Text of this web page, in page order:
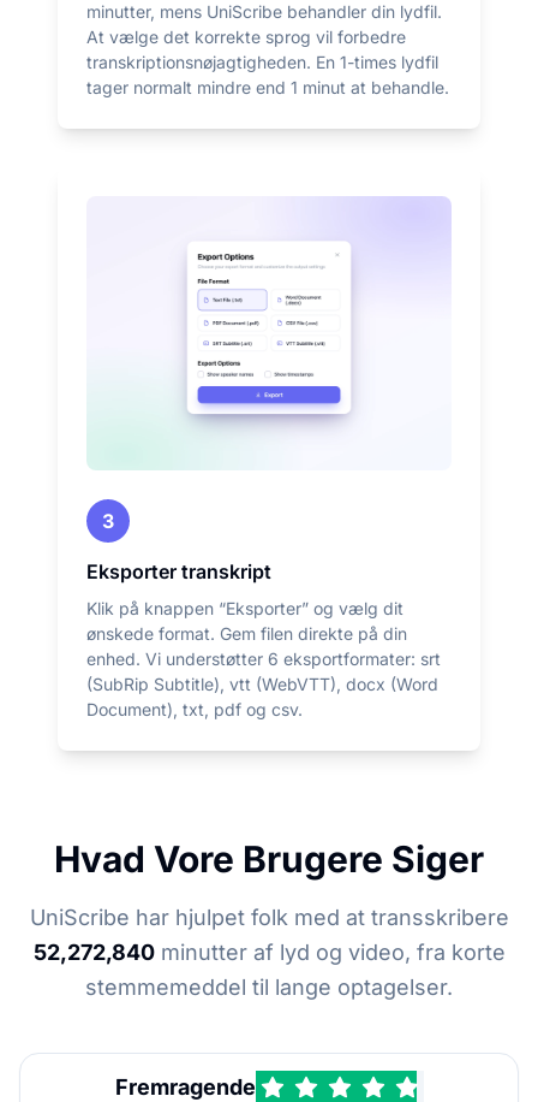
minutter, mens UniScribe behandler din lydfil.
At vælge det korrekte sprog vil forbedre
transkriptionsnøjagtigheden. En 1-times lydfil
tager normalt mindre end 1 minut at behandle.
3
Eksporter transkript
Klik på knappen “Eksporter” og vælg dit
ønskede format. Gem filen direkte på din
enhed. Vi understøtter 6 eksportformater: srt
(SubRip Subtitle), vtt (WebVTT), docx (Word
Document), txt, pdf og csv.
Hvad Vore Brugere Siger
UniScribe har hjulpet folk med at transskribere
52,272,840minutter af lyd og video, fra korte
stemmemeddel til lange optagelser.
Fremragende